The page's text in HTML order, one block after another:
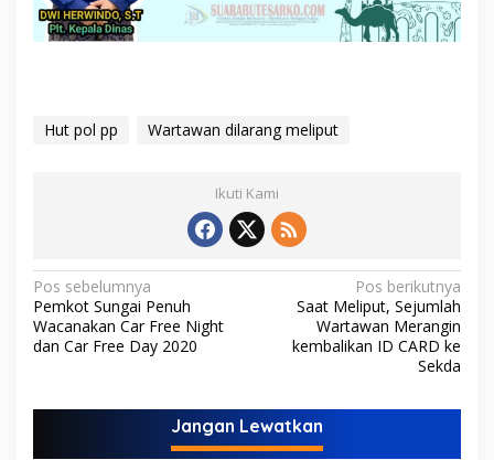
Hut pol pp Wartawan dilarang meliput
Ikuti Kami
N
a
v
g
Pos sebelumnya
Pemkot Sungai Penuh
Wacanakan Car Free Night
dan Car Free Day 2020
Pos berikutnya
Saat Meliput, Sejumlah
Wartawan Merangin
kembalikan ID CARD ke
Sekda
Jangan Lewatkan